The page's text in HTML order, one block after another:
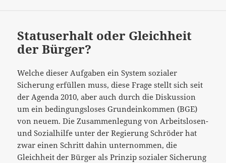
Statuserhalt oder Gleichheit
der Bürger?
Welche dieser Aufgaben ein System sozialer
Sicherung erfüllen muss, diese Frage stellt sich seit
der Agenda 2010, aber auch durch die Diskussion
um ein bedingungsloses Grundeinkommen (BGE)
von neuem. Die Zusammenlegung von Arbeitslosen-
und Sozialhilfe unter der Regierung Schröder hat
zwar einen Schritt dahin unternommen, die
Gleichheit der Bürger als Prinzip sozialer Sicherung